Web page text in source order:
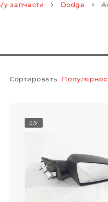
у запчасти Dodge
Сортировать
Б/У